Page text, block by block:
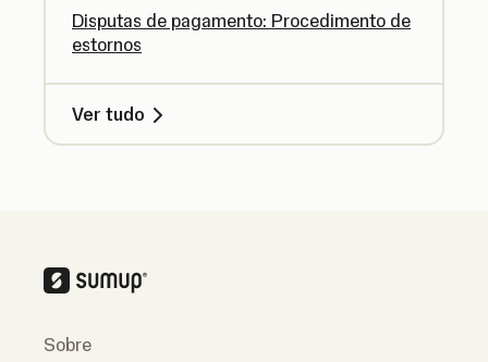
Disputas de pagamento: Procedimento de
estornos
Ver tudo
Sobre